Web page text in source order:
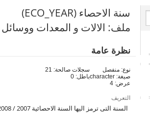
سنة الاحصاء (ECO_YEAR)
ملف: الالات و المعدات ووسائل
نظرة عامة
نوع: منفصل
صيغة: character
عرض: 4
سجلات صالحة: 21
باطل: 0
التعريف
السنة التى ترمز اليها السنة الاحصائية 2007 / 2008